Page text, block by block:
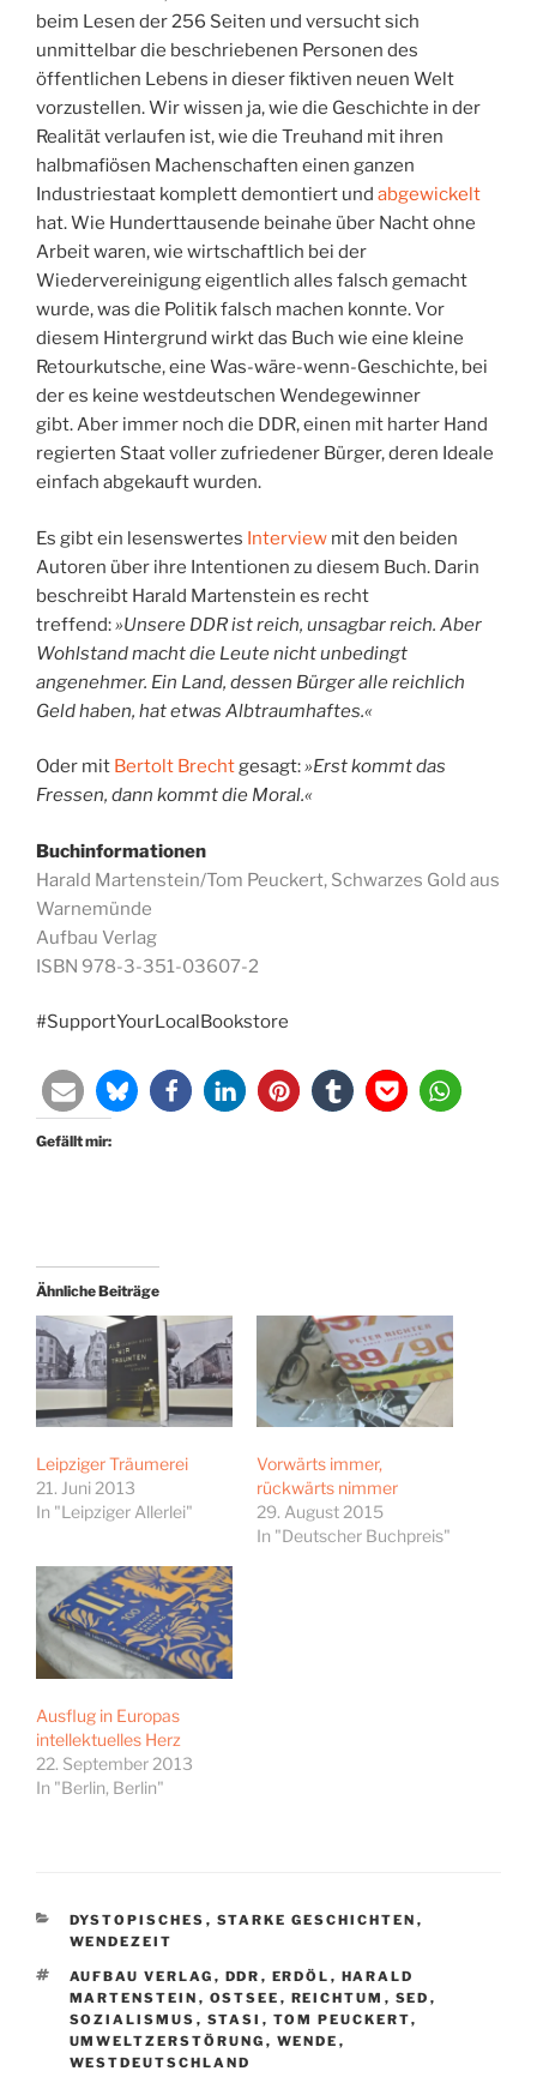
beim Lesen der 256 Seiten und versucht sich
unmittelbar die beschriebenen Personen des
öffentlichen Lebens in dieser fiktiven neuen Welt
vorzustellen. Wir wissen ja, wie die Geschichte in der
Realität verlaufen ist, wie die Treuhand mit ihren
halbmafiösen Machenschaften einen ganzen
Industriestaat komplett demontiert und abgewickelt
hat. Wie Hunderttausende beinahe über Nacht ohne
Arbeit waren, wie wirtschaftlich bei der
Wiedervereinigung eigentlich alles falsch gemacht
wurde, was die Politik falsch machen konnte. Vor
diesem Hintergrund wirkt das Buch wie eine kleine
Retourkutsche, eine Was-wäre-wenn-Geschichte, bei
der es keine westdeutschen Wendegewinner
gibt. Aber immer noch die DDR, einen mit harter Hand
regierten Staat voller zufriedener Bürger, deren Ideale
einfach abgekauft wurden.
Es gibt ein lesenswertes Interview mit den beiden
Autoren über ihre Intentionen zu diesem Buch. Darin
beschreibt Harald Martenstein es recht
treffend:»Unsere DDR ist reich, unsagbar reich. Aber
Wohlstand macht die Leute nicht unbedingt
angenehmer. Ein Land, dessen Bürger alle reichlich
Geld haben, hat etwas Albtraumhaftes.«
Oder mit Bertolt Brechtgesagt:»Erst kommt das
Fressen, dann kommt die Moral.«
Buchinformationen
Harald Martenstein/Tom Peuckert, Schwarzes Gold aus
Warnemünde
Aufbau Verlag
ISBN 978-3-351-03607-2
#SupportYourLocalBookstore
Gefällt mir:
Ähnliche Beiträge
Leipziger Träumerei
21. Juni 2013
In "Leipziger Allerlei"
Vorwärts immer,
rückwärts nimmer
29. August 2015
In "Deutscher Buchpreis"
Ausflug in Europas
intellektuelles Herz
22. September 2013
In "Berlin, Berlin"
KATEGORIEN
DYSTOPISCHES , STARKE GESCHICHTEN ,
WENDEZEIT
SCHLAGWÖRTER
AUFBAU VERLAG , DDR , ERDÖL , HARALD
MARTENSTEIN , OSTSEE , REICHTUM , SED ,
SOZIALISMUS , STASI , TOM PEUCKERT,
UMWELTZERSTÖRUNG , WENDE ,
WESTDEUTSCHLAND